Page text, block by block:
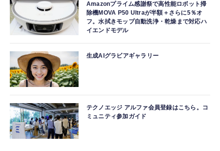
Amazonプライム感謝祭で高性能ロボット掃
除機MOVA P50 Ultraが半額＋さらに5％オ
フ。水拭きモップ自動洗浄・乾燥まで対応ハ
イエンドモデル
生成AIグラビアギャラリー
テクノエッジ アルファ会員登録はこちら。コ
ミュニティ参加ガイド